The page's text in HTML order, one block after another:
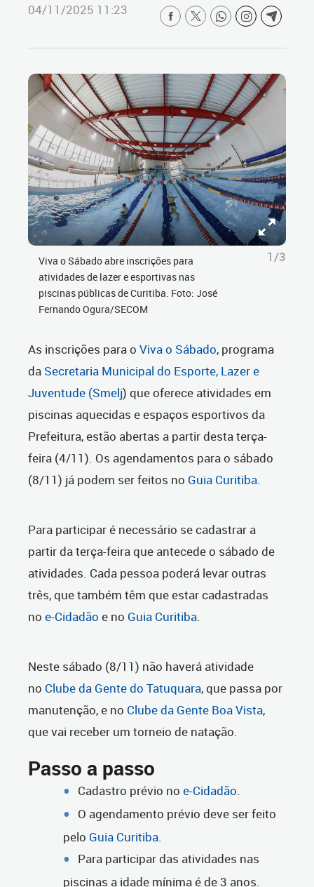
04/11/2025 11:23
Viva o Sábado abre inscrições para
atividades de lazer e esportivas nas
piscinas públicas de Curitiba. Foto: José
Fernando Ogura/SECOM
1/3
As inscrições para o Viva o Sábado, programa
da Secretaria Municipal do Esporte, Lazer e
Juventude (Smelj) que oferece atividades em
piscinas aquecidas e espaços esportivos da
Prefeitura, estão abertas a partir desta terça-
feira (4/11). Os agendamentos para o sábado
(8/11) já podem ser feitos no Guia Curitiba.
Para participar é necessário se cadastrar a
partir da terça-feira que antecede o sábado de
atividades. Cada pessoa poderá levar outras
três, que também têm que estar cadastradas
no e-Cidadão e no Guia Curitiba.
Neste sábado (8/11) não haverá atividade
no Clube da Gente do Tatuquara, que passa por
manutenção, e no Clube da Gente Boa Vista,
que vai receber um torneio de natação.
Passo a passo
Cadastro prévio no e-Cidadão.
O agendamento prévio deve ser feito
pelo Guia Curitiba.
Para participar das atividades nas
piscinas a idade mínima é de 3 anos.